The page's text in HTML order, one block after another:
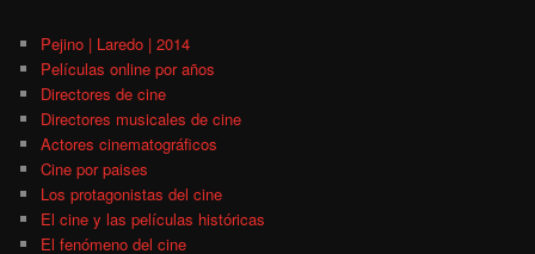
Pejino | Laredo | 2014
Películas online por años
Directores de cine
Directores musicales de cine
Actores cinematográficos
Cine por paises
Los protagonistas del cine
El cine y las películas históricas
El fenómeno del cine